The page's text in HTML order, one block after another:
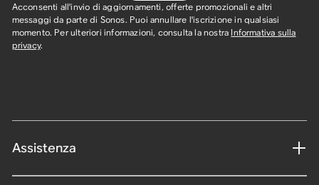
Acconsenti all'invio di aggiornamenti, offerte promozionali e altri
messaggi da parte di Sonos. Puoi annullare l'iscrizione in qualsiasi
momento. Per ulteriori informazioni, consulta la nostra Informativa sulla
privacy.
Assistenza